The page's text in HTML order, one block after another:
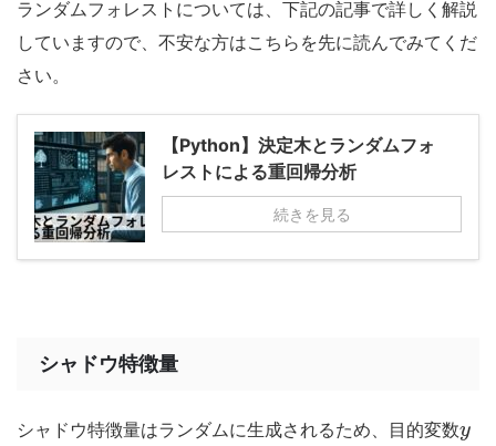
ランダムフォレストについては、下記の記事で詳しく解説
していますので、不安な方はこちらを先に読んでみてくだ
さい。
【Python】決定木とランダムフォ
レストによる重回帰分析
続きを見る
シャドウ特徴量
シャドウ特徴量はランダムに生成されるため、目的変数y